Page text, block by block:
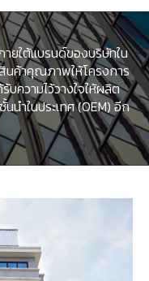
ยใต้แบรนด์ของบริษัทใน
นค้าคุณภาพให้โครงการ
ความไว้วางใจให้ผลิต
ำในประเทศ (OEM) อีก